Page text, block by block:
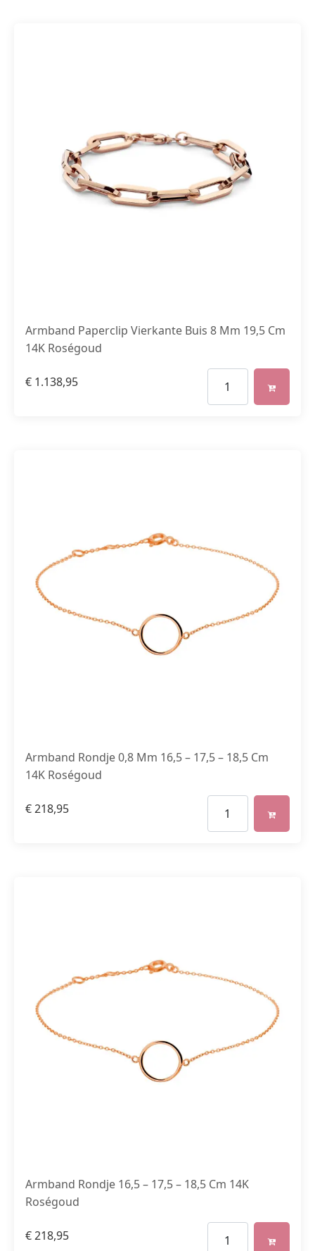
Armband Paperclip Vierkante Buis 8 Mm 19,5 Cm
14K Roségoud
€ 1.138,95
Armband Rondje 0,8 Mm 16,5 – 17,5 – 18,5 Cm
14K Roségoud
€218,95
Armband Rondje 16,5 – 17,5 – 18,5 Cm 14K
Roségoud
€218,95